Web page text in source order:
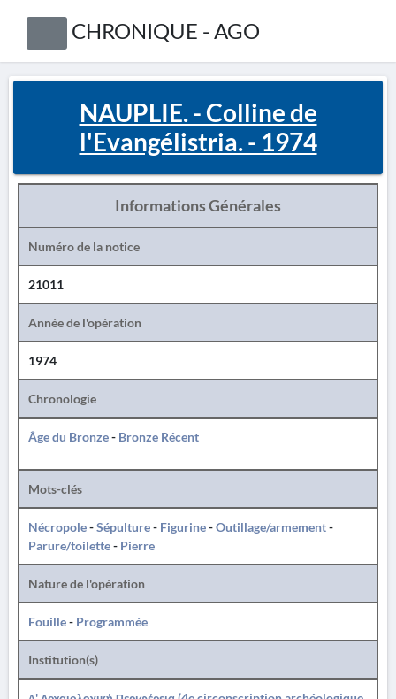
CHRONIQUE - AGO
NAUPLIE. - Colline de
l'Evangélistria. - 1974
Informations Générales
Numéro de la notice
21011
Année de l'opération
1974
Chronologie
Âge du Bronze- Bronze Récent
Mots-clés
Nécropole-Sépulture- Figurine-Outillage/armement-
Parure/toilette- Pierre
Nature de l'opération
Fouille- Programmée
Institution(s)